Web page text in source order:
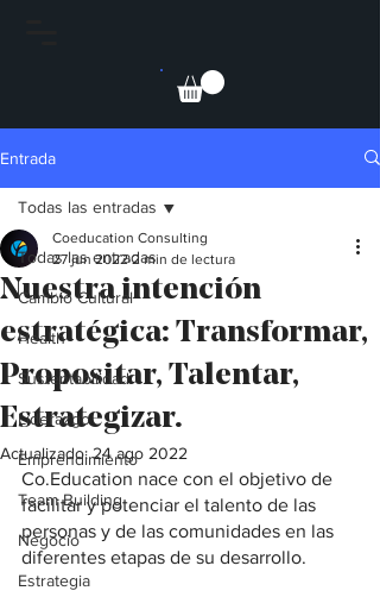
Entrada
Todas las entradas
Cambio Cultural
Health
Sustentabilidad
Liderazgo
Emprendimiento
Team Building
Negocio
Estrategia
Todas las entradas
Nuestra intención
estratégica: Transformar,
Propositar, Talentar,
Estrategizar.
Coeducation Consulting
27 jun 2022 2 min de lectura
Actualizado:24 ago 2022
Co.Education nace con el objetivo de
facilitar y potenciar el talento de las
personas y de las comunidades en las
diferentes etapas de su desarrollo.